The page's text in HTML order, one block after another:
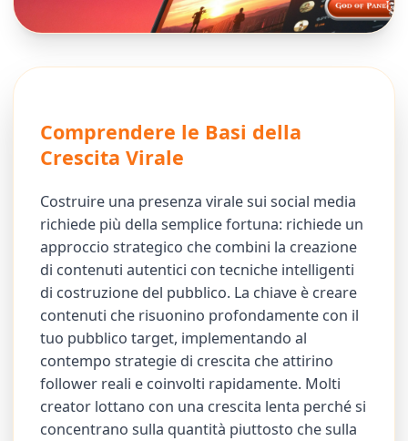
Comprendere le Basi della
Crescita Virale
Costruire una presenza virale sui social media
richiede più della semplice fortuna: richiede un
approccio strategico che combini la creazione
di contenuti autentici con tecniche intelligenti
di costruzione del pubblico. La chiave è creare
contenuti che risuonino profondamente con il
tuo pubblico target, implementando al
contempo strategie di crescita che attirino
follower reali e coinvolti rapidamente. Molti
creator lottano con una crescita lenta perché si
concentrano sulla quantità piuttosto che sulla